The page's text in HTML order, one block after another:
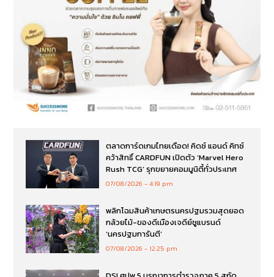
ตลาดการ์ดเกมไทยเดือด! คิดซ์ แอนด์ คิทซ์
คว้าสิทธิ์ CARDFUN เปิดตัว ‘Marvel Hero
Rush TCG’ รุกขยายคอมมูนิตี้ทั่วประเทศ
07/08/2026 4:19 pm
พลิกโฉมสินค้าเกษตรนครปฐมรวมสุดยอด
กล้วยไม้-ของดีเมืองเจดีย์ชูแบรนด์
‘นครปฐมการันตี’
07/08/2026 12:25 pm